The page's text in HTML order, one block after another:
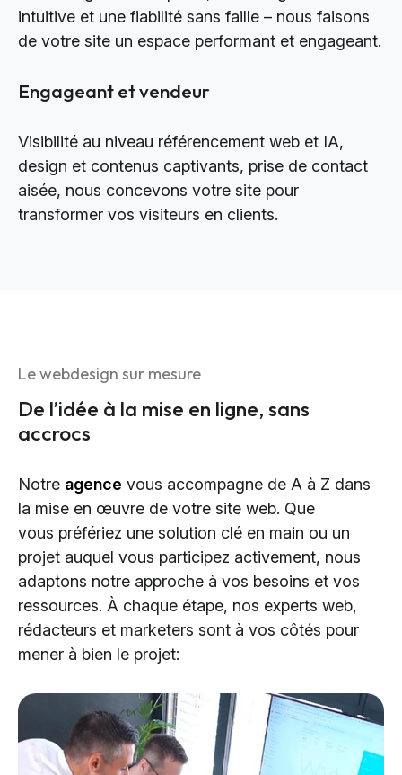
intuitive et une fiabilité sans faille – nous faisons
de votre site un espace performant et engageant.
Engageant et vendeur
Visibilité au niveau référencement web et IA,
design et contenus captivants, prise de contact
aisée, nous concevons votre site pour
transformer vos visiteurs en clients.
Le webdesign sur mesure
De l’idée à la mise en ligne, sans
accrocs
Notre agence vous accompagne de A à Z dans
la mise en œuvre de votre site web. Que
vous préfériez une solution clé en main ou un
projet auquel vous participez activement, nous
adaptons notre approche à vos besoins et vos
ressources. À chaque étape, nos experts web,
rédacteurs et marketers sont à vos côtés pour
mener à bien le projet: